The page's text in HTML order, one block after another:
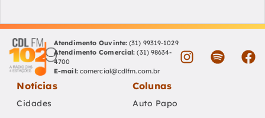
Atendimento Ouvinte: (31) 99319-1029
Atendimento Comercial: (31) 98634-
4700
E-mail: comercial@cdlfm.com.br
Notícias
Cidades
Colunas
Auto Papo